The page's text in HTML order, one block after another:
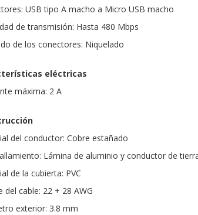
USB tipo A macho a Micro USB macho
de transmisión: Hasta 480 Mbps
de los conectores: Niquelado
eléctricas
máxima: 2 A
del conductor: Cobre estañado
Lámina de aluminio y conductor de
de la cubierta: PVC
del cable: 22 + 28 AWG
exterior: 3.8 mm